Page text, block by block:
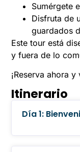
Sumérgete
Disfruta de
guardados
Este tour está
y fuera de lo
¡Reserva ahora
Itinerario
Día 1: